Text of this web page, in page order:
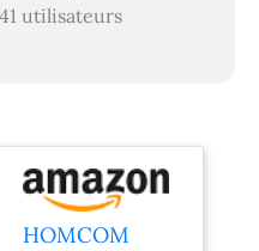
utilisateurs
HOMCOM